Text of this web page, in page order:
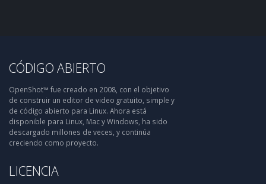
CÓDIGO ABIERTO
OpenShot™ fue creado en 2008, con el objetivo
de construir un editor de video gratuito, simple y
de código abierto para Linux. Ahora está
disponible para Linux, Mac y Windows, ha sido
descargado millones de veces, y continúa
creciendo como proyecto.
LICENCIA